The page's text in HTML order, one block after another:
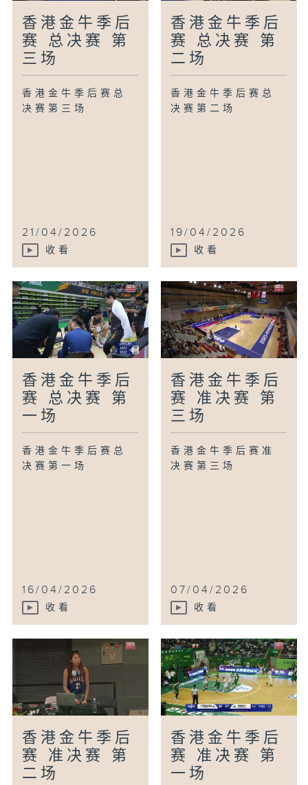
香港金牛季后
赛 总决赛 第
三场
香港金牛季后赛总
决赛第三场
21/04/2026
收看
香港金牛季后
赛 总决赛 第
二场
香港金牛季后赛总
决赛第二场
19/04/2026
收看
香港金牛季后
赛 总决赛 第
一场
香港金牛季后赛总
决赛第一场
16/04/2026
收看
香港金牛季后
赛 准决赛 第
三场
香港金牛季后赛准
决赛第三场
07/04/2026
收看
香港金牛季后
赛 准决赛 第
二场
香港金牛季后
赛 准决赛 第
一场